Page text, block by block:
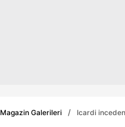
Magazin Galerileri Icardi